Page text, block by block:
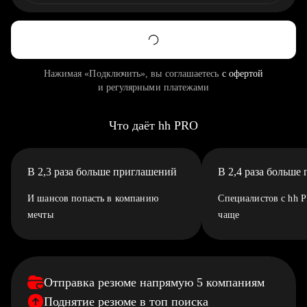
Нажимая «Подключить», вы соглашаетесь с офертой
и регулярными платежами
Что даёт hh PRO
В 2,3 раза больше приглашений
И шансов попасть в компанию
мечты
В 2,4 раза больше
Специалистов с hh
чаще
Отправка резюме напрямую 5 компаниям
Поднятие резюме в топ поиска